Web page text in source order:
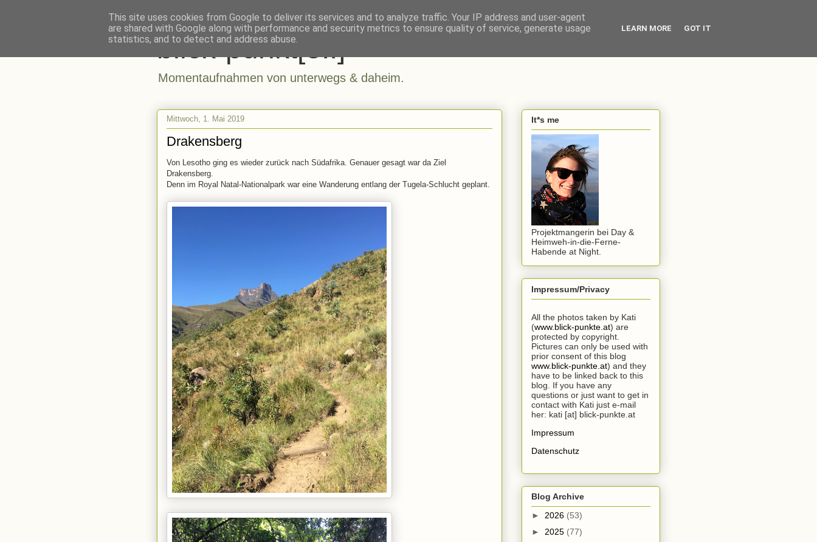
blick-punkt[e..]
Momentaufnahmen von unterwegs & daheim.
Mittwoch, 1. Mai 2019
Drakensberg
Von Lesotho ging es wieder zurück nach Südafrika. Genauer gesagt war da Ziel
Drakensberg.
Denn im Royal Natal-Nationalpark war eine Wanderung entlang der Tugela-Schlucht geplant.
It*s me
Projektmangerin bei Day &
Heimweh-in-die-Ferne-
Habende at Night.
Impressum/Privacy
All the photos taken by Kati
(www.blick-punkte.at) are
protected by copyright.
Pictures can only be used with
prior consent of this blog
www.blick-punkte.at) and they
have to be linked back to this
blog. If you have any
questions or just want to get in
contact with Kati just e-mail
her: kati [at] blick-punkte.at
Impressum
Datenschutz
Blog Archive
► 2026 (53)
► 2025 (77)
This site uses cookies from Google to deliver its services and to analyze traffic. Your IP address and user-agent
are shared with Google along with performance and security metrics to ensure quality of service, generate usage
statistics, and to detect and address abuse.
LEARN MORE GOT IT